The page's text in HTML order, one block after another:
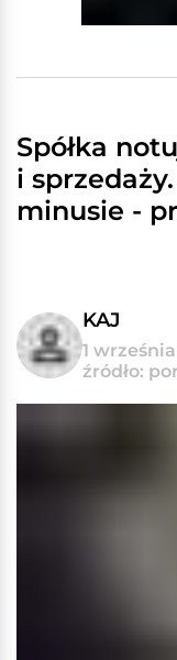
Spółka
i
minusie -
KAJ
1 września
źródło: